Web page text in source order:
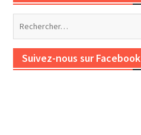
Suivez-nous sur Facebook